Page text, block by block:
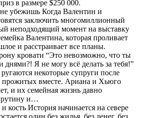
в размере $250 000.
убежишь Когда Валентин и
заключить многомиллионный
неподходящий момент на выставку
Валентина, которая проливает
и расстраивает все планы.
кровати “Это невозможно, что ты
днями?! Я не могу всё делать за тебя!”
некоторые супруги после
прожитых вместе. Ариана и Хьюго
и их семейная жизнь давно
рутину и…
кость История начинается на севере
один без жилья, без денег, без